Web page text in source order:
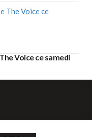
Voice ce samedi